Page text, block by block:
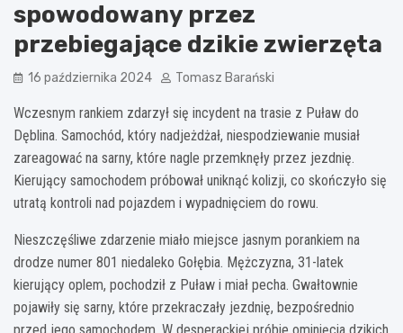
spowodowany przez
przebiegające dzikie zwierzęta
16 października 2024 Tomasz Barański
Wczesnym rankiem zdarzył się incydent na trasie z Puław do
Dęblina. Samochód, który nadjeżdżał, niespodziewanie musiał
zareagować na sarny, które nagle przemknęły przez jezdnię.
Kierujący samochodem próbował uniknąć kolizji, co skończyło się
utratą kontroli nad pojazdem i wypadnięciem do rowu.
Nieszczęśliwe zdarzenie miało miejsce jasnym porankiem na
drodze numer 801 niedaleko Gołębia. Mężczyzna, 31-latek
kierujący oplem, pochodził z Puław i miał pecha. Gwałtownie
pojawiły się sarny, które przekraczały jezdnię, bezpośrednio